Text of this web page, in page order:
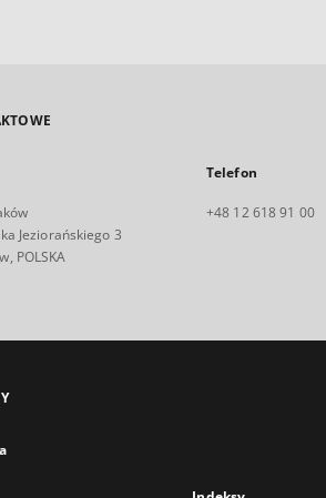
Jeziorańskiego 3
POLSKA
Telefon
+48 12 618 91 00